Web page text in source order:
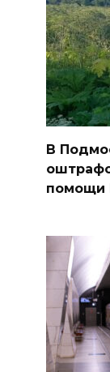
В
помощи